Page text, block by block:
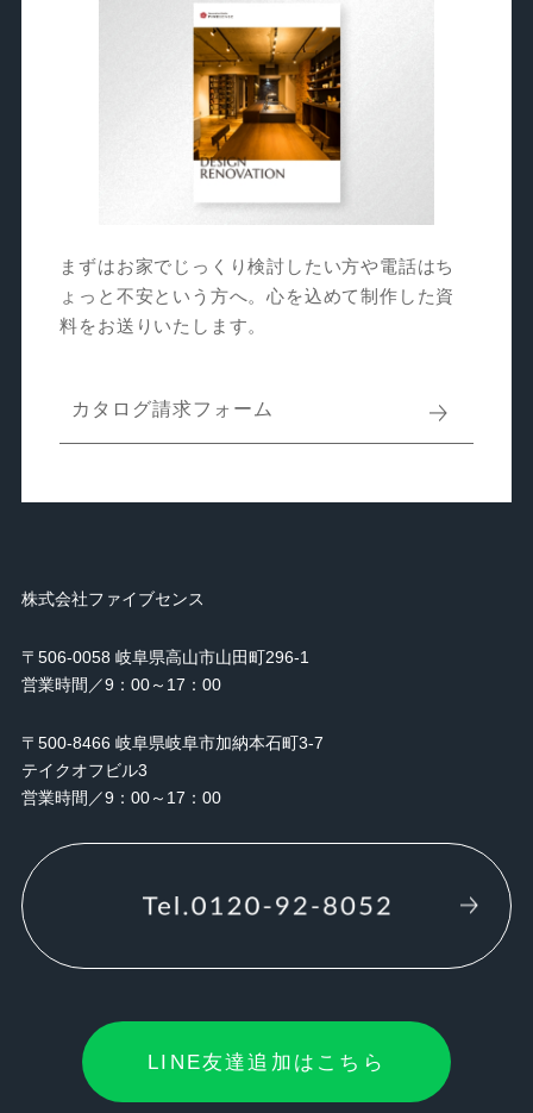
まずはお家でじっくり検討したい方や電話はち
ょっと不安という方へ。心を込めて制作した資
料をお送りいたします。
カタログ請求フォーム
株式会社ファイブセンス
〒506-0058 岐阜県高山市山田町296-1
営業時間／9：00～17：00
〒500-8466 岐阜県岐阜市加納本石町3-7
テイクオフビル3
営業時間／9：00～17：00
LINE友達追加はこちら